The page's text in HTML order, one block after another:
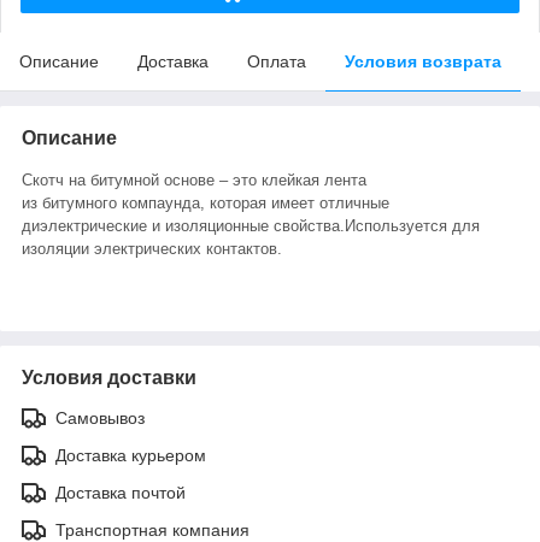
Описание Доставка Оплата Условия возврата
Описание
Скотч на битумной основе – это клейкая лента
из битумного компаунда, которая имеет отличные
диэлектрические и изоляционные свойства.Используется для
изоляции электрических контактов.
Условия доставки
Самовывоз
Доставка курьером
Доставка почтой
Транспортная компания